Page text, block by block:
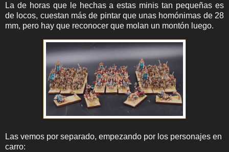
La de horas que le hechas a estas minis tan pequeñas es
de locos, cuestan más de pintar que unas homónimas de 28
mm, pero hay que reconocer que molan un montón luego.
Las vemos por separado, empezando por los personajes en
carro: